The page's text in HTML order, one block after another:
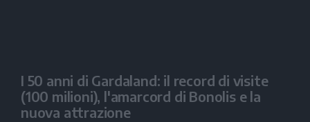
I 50 anni di Gardaland: il record di visite
(100 milioni), l'amarcord di Bonolis e la
nuova attrazione